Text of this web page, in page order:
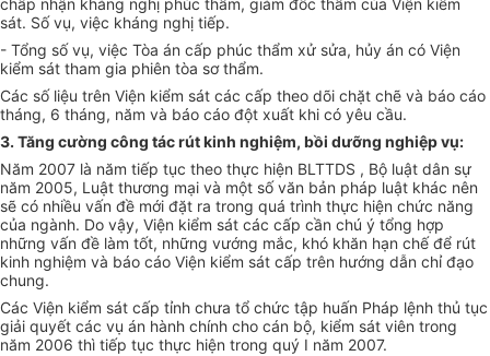
chấp nhận kháng nghị phúc thẩm, giám đốc thẩm của Viện kiểm
sát. Số vụ, việc kháng nghị tiếp.
- Tổng số vụ, việc Tòa án cấp phúc thẩm xử sửa, hủy án có Viện
kiểm sát tham gia phiên tòa sơ thẩm.
Các số liệu trên Viện kiểm sát các cấp theo dõi chặt chẽ và báo cáo
tháng, 6 tháng, năm và báo cáo đột xuất khi có yêu cầu.
3. Tăng cường công tác rút kinh nghiệm, bồi dưỡng nghiệp vụ:
Năm 2007 là năm tiếp tục theo thực hiện BLTTDS , Bộ luật dân sự
năm 2005, Luật thương mại và một số văn bản pháp luật khác nên
sẽ có nhiều vấn đề mới đặt ra trong quá trình thực hiện chức năng
của ngành. Do vậy, Viện kiểm sát các cấp cần chú ý tổng hợp
những vấn đề làm tốt, những vướng mắc, khó khăn hạn chế để rút
kinh nghiệm và báo cáo Viện kiểm sát cấp trên hướng dẫn chỉ đạo
chung.
Các Viện kiểm sát cấp tỉnh chưa tổ chức tập huấn Pháp lệnh thủ tục
giải quyết các vụ án hành chính cho cán bộ, kiểm sát viên trong
năm 2006 thì tiếp tục thực hiện trong quý I năm 2007.